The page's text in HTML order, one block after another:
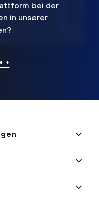
bei der
in unserer
+